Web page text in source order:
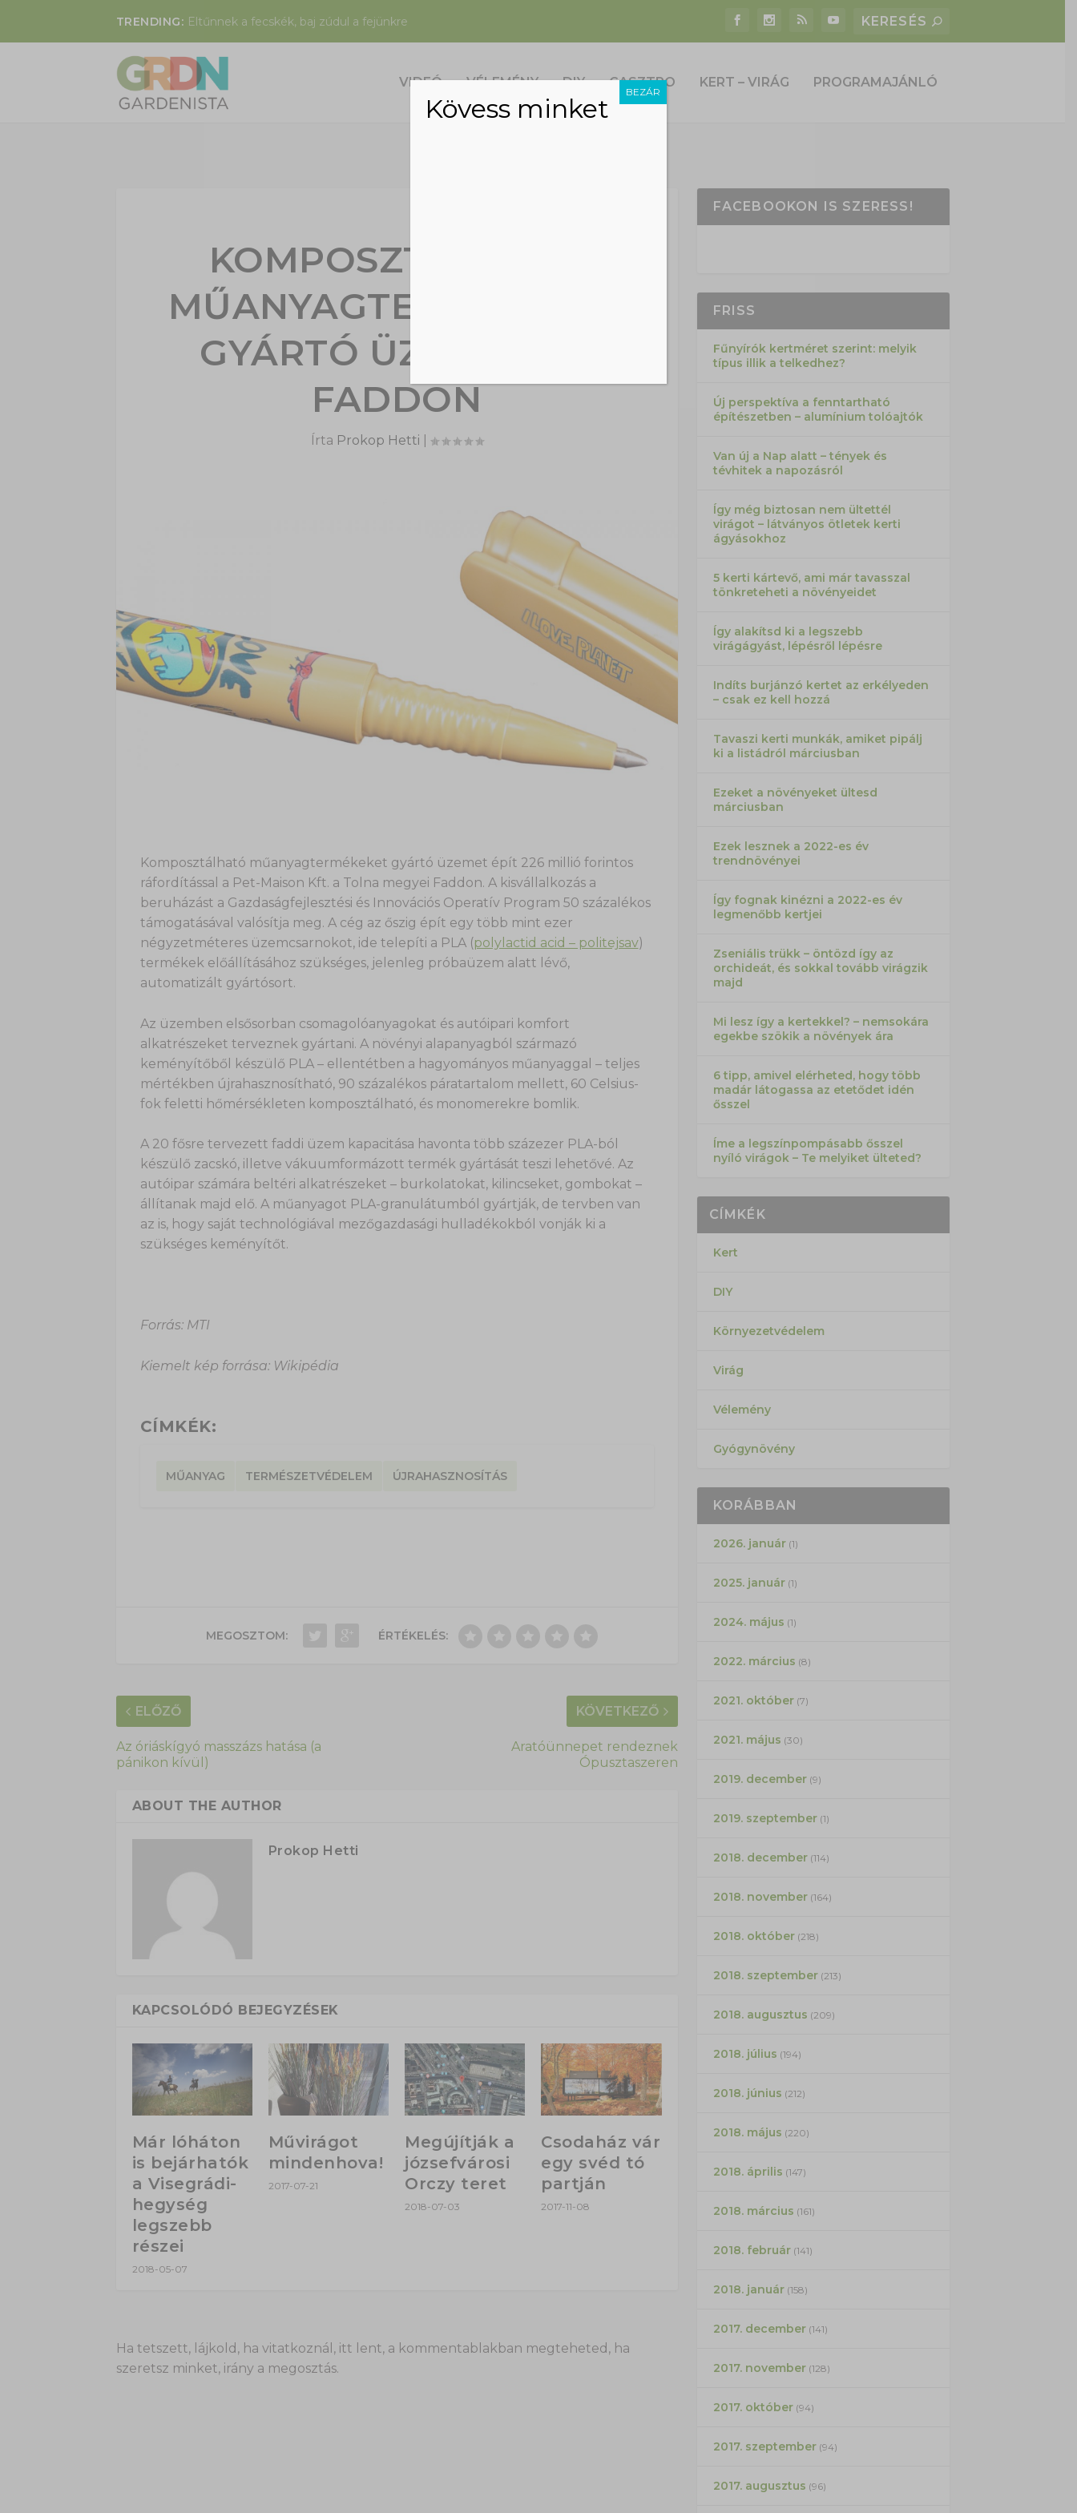
TRENDING: Eltűnnek a fecskék, baj zúdul a fejünkre
VIDEÓ VÉLEMÉNY DIY GASZTRO KERT – VIRÁG PROGRAMAJÁNLÓ
KOMPOSZTÁLHATÓ
MŰANYAGTERMÉKEKET
GYÁRTÓ ÜZEM ÉPÜL
FADDON
Írta Prokop Hetti
Komposztálható műanyagtermékeket gyártó üzemet épít 226 millió forintos
ráfordítással a Pet-Maison Kft. a Tolna megyei Faddon. A kisvállalkozás a
beruházást a Gazdaságfejlesztési és Innovációs Operatív Program 50 százalékos
támogatásával valósítja meg. A cég az őszig épít egy több mint ezer
négyzetméteres üzemcsarnokot, ide telepíti a PLA (polylactid acid – politejsav)
termékek előállításához szükséges, jelenleg próbaüzem alatt lévő,
automatizált gyártósort.
Az üzemben elsősorban csomagolóanyagokat és autóipari komfort
alkatrészeket terveznek gyártani. A növényi alapanyagból származó
keményítőből készülő PLA – ellentétben a hagyományos műanyaggal – teljes
mértékben újrahasznosítható, 90 százalékos páratartalom mellett, 60 Celsius-
fok feletti hőmérsékleten komposztálható, és monomerekre bomlik.
A 20 fősre tervezett faddi üzem kapacitása havonta több százezer PLA-ból
készülő zacskó, illetve vákuumformázott termék gyártását teszi lehetővé. Az
autóipar számára beltéri alkatrészeket – burkolatokat, kilincseket, gombokat –
állítanak majd elő. A műanyagot PLA-granulátumból gyártják, de tervben van
az is, hogy saját technológiával mezőgazdasági hulladékokból vonják ki a
szükséges keményítőt.
Forrás: MTI
Kiemelt kép forrása: Wikipédia
CÍMKÉK:
MŰANYAG TERMÉSZETVÉDELEM ÚJRAHASZNOSÍTÁS
MEGOSZTOM: ÉRTÉKELÉS:
ELŐZŐ
Az óriáskígyó masszázs hatása (a
pánikon kívül)
KÖVETKEZŐ
Aratóünnepet rendeznek
Ópusztaszeren
ABOUT THE AUTHOR
Prokop Hetti
KAPCSOLÓDÓ BEJEGYZÉSEK
Már lóháton
is bejárhatók
a Visegrádi-
hegység
legszebb
részei
2018-05-07
Művirágot
mindenhova!
2017-07-21
Megújítják a
józsefvárosi
Orczy teret
2018-07-03
Csodaház vár
egy svéd tó
partján
2017-11-08
Ha tetszett, lájkold, ha vitatkoznál, itt lent, a kommentablakban megteheted, ha
szeretsz minket, irány a megosztás.
FACEBOOKON IS SZERESS!
FRISS
Fűnyírók kertméret szerint: melyik
típus illik a telkedhez?
Új perspektíva a fenntartható
építészetben – alumínium tolóajtók
Van új a Nap alatt – tények és
tévhitek a napozásról
Így még biztosan nem ültettél
virágot – látványos ötletek kerti
ágyásokhoz
5 kerti kártevő, ami már tavasszal
tönkreteheti a növényeidet
Így alakítsd ki a legszebb
virágágyást, lépésről lépésre
Indíts burjánzó kertet az erkélyeden
– csak ez kell hozzá
Tavaszi kerti munkák, amiket pipálj
ki a listádról márciusban
Ezeket a növényeket ültesd
márciusban
Ezek lesznek a 2022-es év
trendnövényei
Így fognak kinézni a 2022-es év
legmenőbb kertjei
Zseniális trükk – öntözd így az
orchideát, és sokkal tovább virágzik
majd
Mi lesz így a kertekkel? – nemsokára
egekbe szökik a növények ára
6 tipp, amivel elérheted, hogy több
madár látogassa az etetődet idén
ősszel
Íme a legszínpompásabb ősszel
nyíló virágok – Te melyiket ülteted?
CÍMKÉK
Kert
DIY
Környezetvédelem
Virág
Vélemény
Gyógynövény
KORÁBBAN
2026. január(1)
2025. január(1)
2024. május (1)
2022. március (8)
2021. október(7)
2021. május (30)
2019. december(9)
2019. szeptember(1)
2018. december(114)
2018. november(164)
2018. október(218)
2018. szeptember(213)
2018. augusztus (209)
2018. július (194)
2018. június (212)
2018. május (220)
2018. április (147)
2018. március (161)
2018. február(141)
2018. január(158)
2017. december(141)
2017. november(128)
2017. október(94)
2017. szeptember(94)
2017. augusztus (96)
Kövess minket
BEZÁR